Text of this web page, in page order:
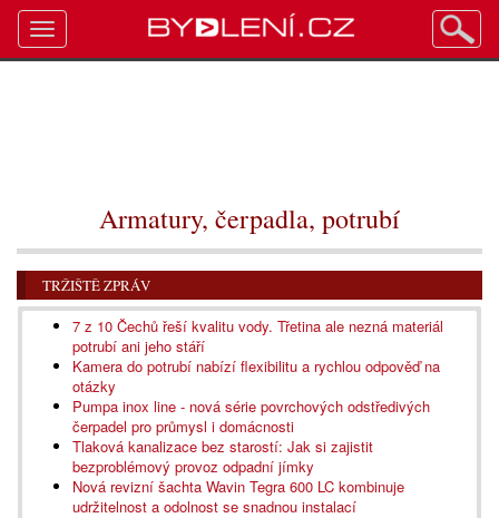
Armatury, čerpadla, potrubí
TRŽIŠTĚ ZPRÁV
7 z 10 Čechů řeší kvalitu vody. Třetina ale nezná materiál
potrubí ani jeho stáří
Kamera do potrubí nabízí flexibilitu a rychlou odpověď na
otázky
Pumpa inox line - nová série povrchových odstředivých
čerpadel pro průmysl i domácnosti
Tlaková kanalizace bez starostí: Jak si zajistit
bezproblémový provoz odpadní jímky
Nová revizní šachta Wavin Tegra 600 LC kombinuje
udržitelnost a odolnost se snadnou instalací
Toggle
navigation